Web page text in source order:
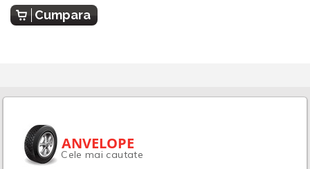
Cumpara
ANVELOPE
Cele mai cautate